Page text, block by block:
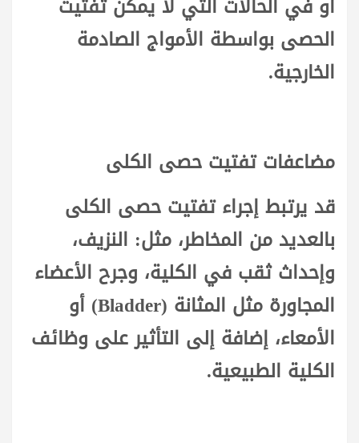
الحصى بواسطة الأمواج الصادمة
الخارجية.
مضاعفات تفتيت حصى الكلى
قد يرتبط إجراء تفتيت حصى الكلى
بالعديد من المخاطر، مثل: النزيف،
وإحداث ثقب في الكلية، وجرح الأعضاء
المجاورة مثل المثانة (Bladder) أو
الأمعاء، إضافة إلى التأثير على وظائف
الكلية الطبيعية.